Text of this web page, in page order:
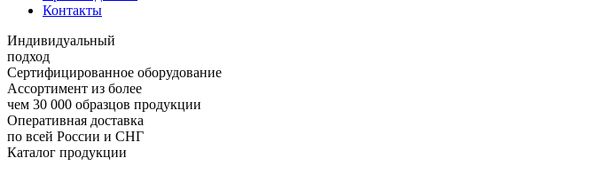
Контакты
Индивидуальный
подход
Сертифицированное оборудование
Ассортимент из более
чем 30 000 образцов продукции
Оперативная доставка
по всей России и СНГ
Каталог продукции